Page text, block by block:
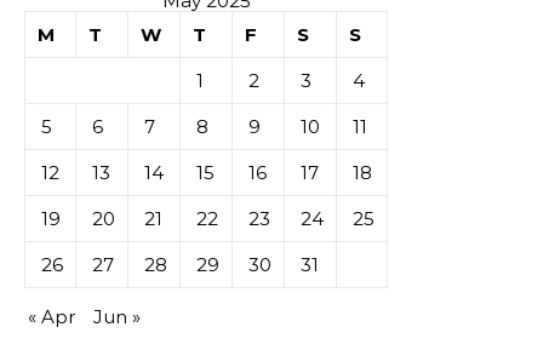
M
T W T F S
S
1
2 3
4
5
6 7 8 9 10
11
12
13 14 15 16 17
18
19
20 21 22 23 24
25
26
27 28 29 30 31
« Apr Jun »